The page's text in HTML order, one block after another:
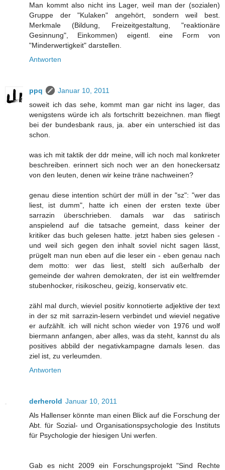
Man kommt also nicht ins Lager, weil man der (sozialen)
Gruppe der "Kulaken" angehört, sondern weil best.
Merkmale (Bildung, Freizeitgestaltung, "reaktionäre
Gesinnung", Einkommen) eigentl. eine Form von
"Minderwertigkeit" darstellen.
Antworten
ppq
Januar 10, 2011
soweit ich das sehe, kommt man gar nicht ins lager, das
wenigstens würde ich als fortschritt bezeichnen. man fliegt
bei der bundesbank raus, ja. aber ein unterschied ist das
schon.
was ich mit taktik der ddr meine, will ich noch mal konkreter
beschreiben. erinnert sich noch wer an den honeckersatz
von den leuten, denen wir keine träne nachweinen?
genau diese intention schürt der müll in der "sz": "wer das
liest, ist dumm", hatte ich einen der ersten texte über
sarrazin überschrieben. damals war das satirisch
anspielend auf die tatsache gemeint, dass keiner der
kritiker das buch gelesen hatte. jetzt haben sies gelesen -
und weil sich gegen den inhalt soviel nicht sagen lässt,
prügelt man nun eben auf die leser ein - eben genau nach
dem motto: wer das liest, steltl sich außerhalb der
gemeinde der wahren demokraten, der ist ein weltfremder
stubenhocker, risikoscheu, geizig, konservativ etc.
zähl mal durch, wieviel positiv konnotierte adjektive der text
in der sz mit sarrazin-lesern verbindet und wieviel negative
er aufzählt. ich will nicht schon wieder von 1976 und wolf
biermann anfangen, aber alles, was da steht, kannst du als
positives abbild der negativkampagne damals lesen. das
ziel ist, zu verleumden.
Antworten
derherold Januar 10, 2011
Als Hallenser könnte man einen Blick auf die Forschung der
Abt. für Sozial- und Organisationspsychologie des Instituts
für Psychologie der hiesigen Uni werfen.
Gab es nicht 2009 ein Forschungsprojekt "Sind Rechte